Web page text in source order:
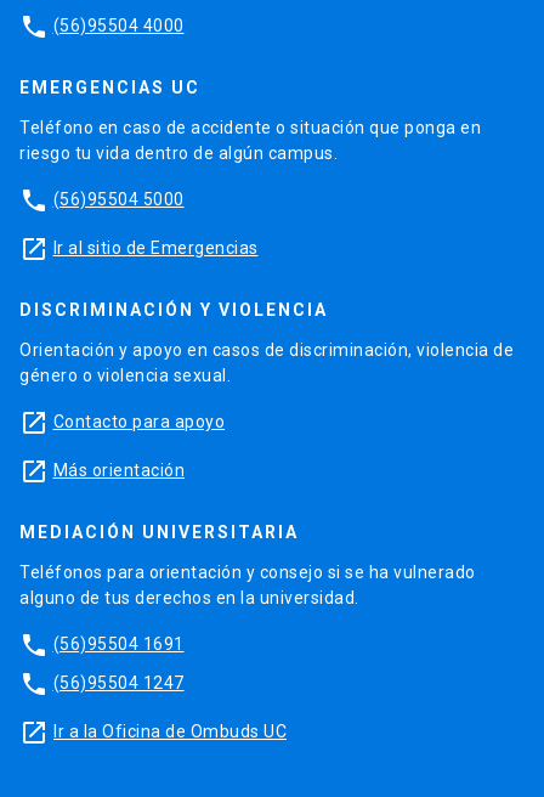
phone (56)95504 4000
EMERGENCIAS UC
Teléfono en caso de accidente o situación que ponga en
riesgo tu vida dentro de algún campus.
phone (56)95504 5000
launch Ir al sitio de Emergencias
DISCRIMINACIÓN Y VIOLENCIA
Orientación y apoyo en casos de discriminación, violencia de
género o violencia sexual.
launch Contacto para apoyo
launch Más orientación
MEDIACIÓN UNIVERSITARIA
Teléfonos para orientación y consejo si se ha vulnerado
alguno de tus derechos en la universidad.
phone (56)95504 1691
phone (56)95504 1247
launch Ir a la Oficina de Ombuds UC